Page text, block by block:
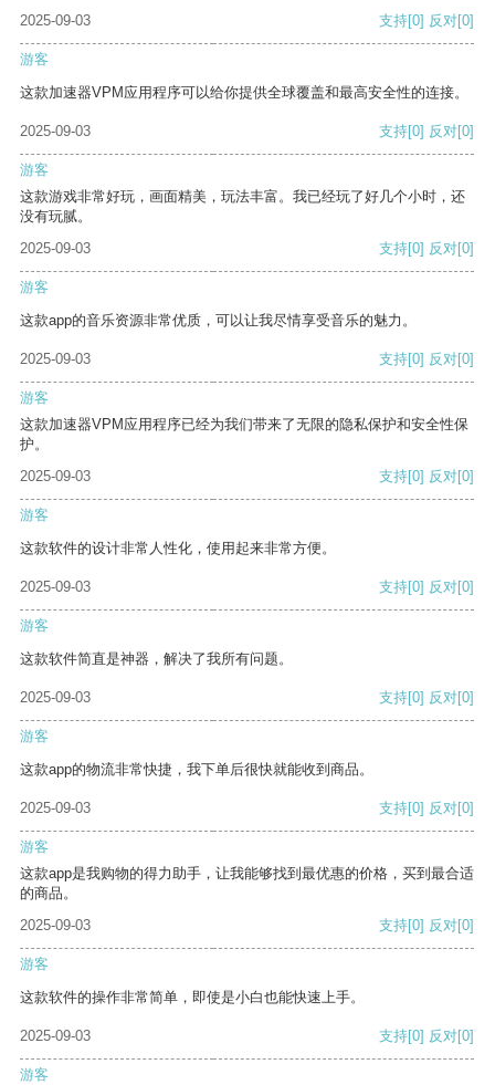
2025-09-03 支持[0] 反对[0]
游客
这款加速器VPM应用程序可以给你提供全球覆盖和最高安全性的连接。
2025-09-03 支持[0] 反对[0]
游客
这款游戏非常好玩，画面精美，玩法丰富。我已经玩了好几个小时，还
没有玩腻。
2025-09-03
支持[0] 反对[0]
游客
这款app的音乐资源非常优质，可以让我尽情享受音乐的魅力。
2025-09-03 支持[0] 反对[0]
游客
这款加速器VPM应用程序已经为我们带来了无限的隐私保护和安全性保
护。
2025-09-03
支持[0] 反对[0]
游客
这款软件的设计非常人性化，使用起来非常方便。
2025-09-03 支持[0] 反对[0]
游客
这款软件简直是神器，解决了我所有问题。
2025-09-03 支持[0] 反对[0]
游客
这款app的物流非常快捷，我下单后很快就能收到商品。
2025-09-03 支持[0] 反对[0]
游客
这款app是我购物的得力助手，让我能够找到最优惠的价格，买到最合适
的商品。
2025-09-03
支持[0] 反对[0]
游客
这款软件的操作非常简单，即使是小白也能快速上手。
2025-09-03 支持[0] 反对[0]
游客